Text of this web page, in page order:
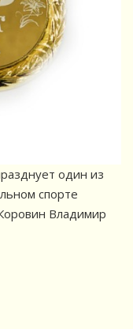
один из
спорте
Владимир